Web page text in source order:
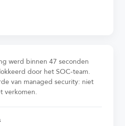
werd binnen 47 seconden
door het SOC-team.
van managed security: niet
verkomen.